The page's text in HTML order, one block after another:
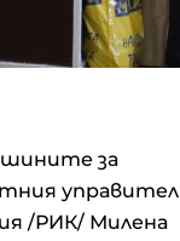
за
управител
/РИК/ Милена